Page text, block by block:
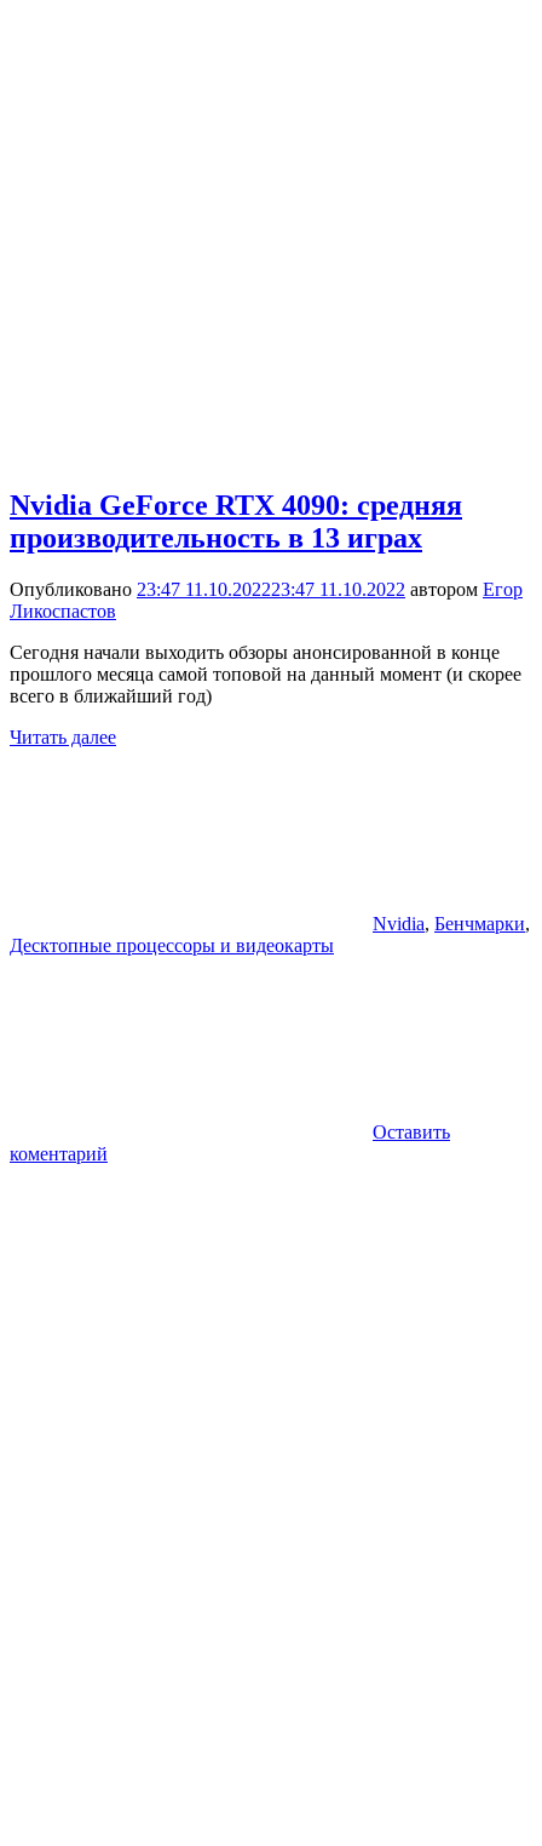
Nvidia GeForce RTX 4090: средняя
производительность в 13 играх
Опубликовано 23:47 11.10.202223:47 11.10.2022 автором Егор
Ликоспастов
Сегодня начали выходить обзоры анонсированной в конце
прошлого месяца самой топовой на данный момент (и скорее
всего в ближайший год)
Читать далее
Nvidia, Бенчмарки,
Десктопные процессоры и видеокарты
Оставить
коментарий